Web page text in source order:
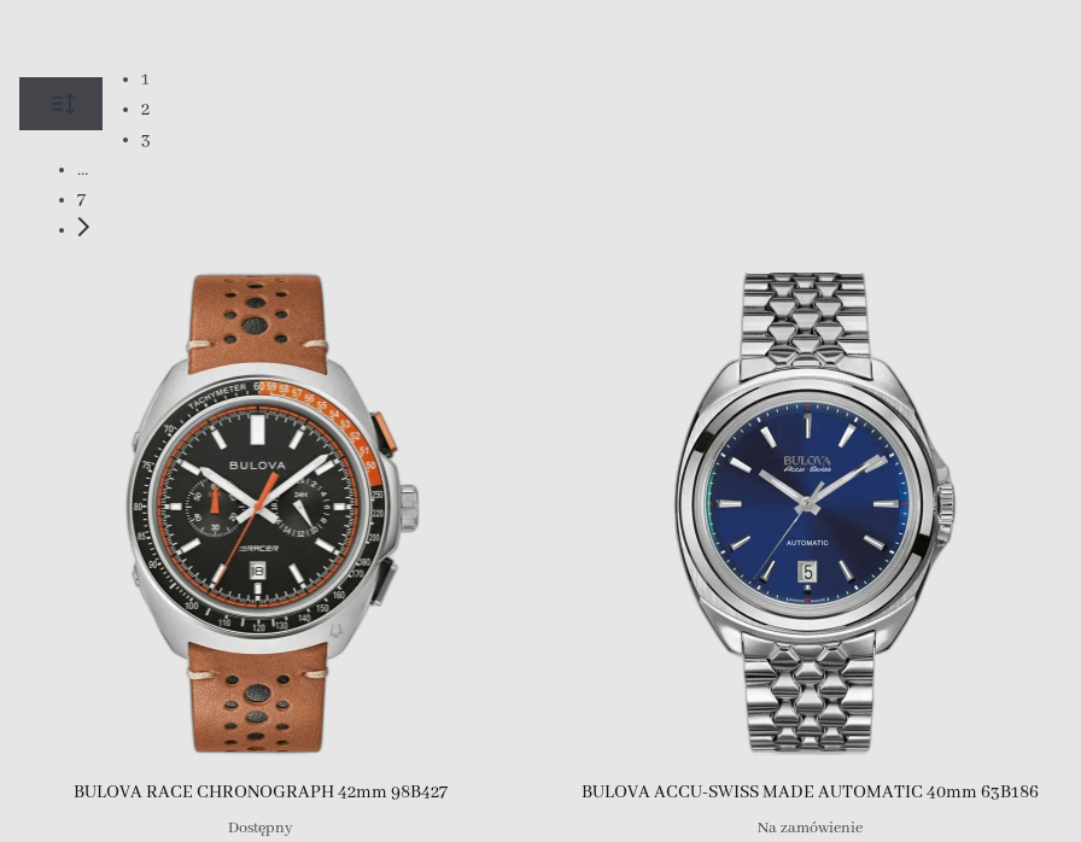
1
2
3
…
7
BULOVA RACE CHRONOGRAPH 42mm 98B427
Dostępny
BULOVA ACCU-SWISS MADE AUTOMATIC 40mm 63B186
Na zamówienie